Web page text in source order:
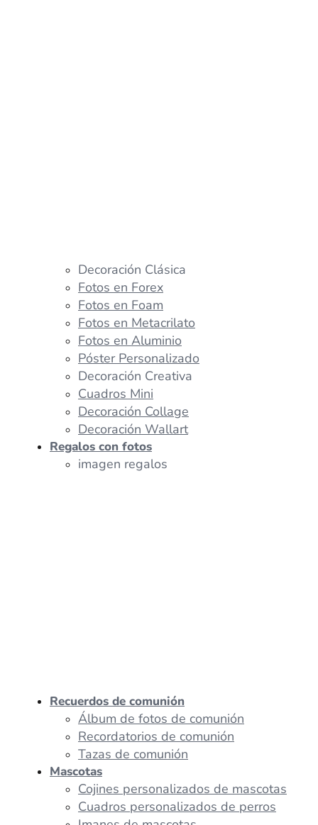
Decoración Clásica
Fotos en Forex
Fotos en Foam
Fotos en Metacrilato
Fotos en Aluminio
Póster Personalizado
Decoración Creativa
Cuadros Mini
Decoración Collage
Decoración Wallart
Regalos con fotos
imagen regalos
Recuerdos de comunión
Álbum de fotos de comunión
Recordatorios de comunión
Tazas de comunión
Mascotas
Cojines personalizados de mascotas
Cuadros personalizados de perros